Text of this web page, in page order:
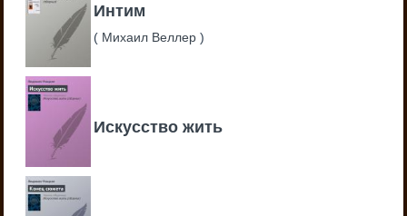
Интим
( Михаил Веллер)
Искусство жить